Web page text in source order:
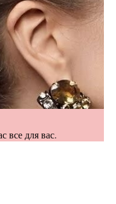
все для вас.